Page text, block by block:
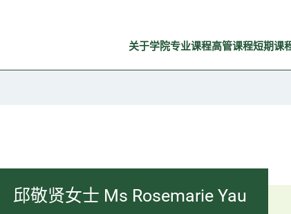
关于学院专业课程高管课程短期课
邱敬贤女士 Ms Rosemarie Yau